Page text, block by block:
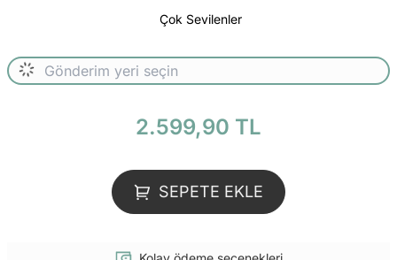
Çok Sevilenler
2.599,90 TL
SEPETE EKLE